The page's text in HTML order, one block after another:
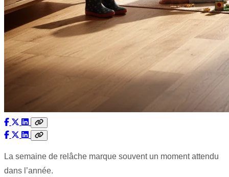
La semaine de relâche marque souvent un moment attendu
dans l’année.